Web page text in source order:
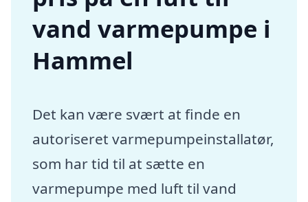
vand varmepumpe i
Hammel
Det kan være svært at finde en
autoriseret varmepumpeinstallatør,
som har tid til at sætte en
varmepumpe med luft til vand